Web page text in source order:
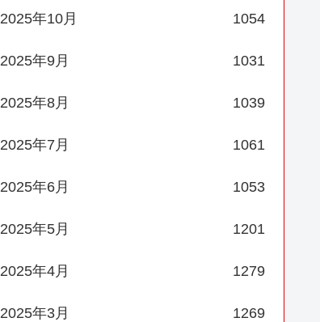
2025年10月 1054
2025年9月 1031
2025年8月 1039
2025年7月 1061
2025年6月 1053
2025年5月 1201
2025年4月 1279
2025年3月 1269